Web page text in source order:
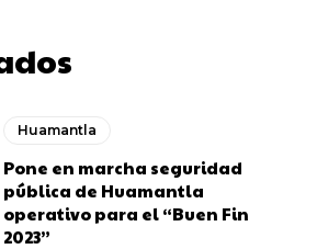
Huamantla
Pone en marcha seguridad
pública de Huamantla
operativo para el “Buen Fin
2023”